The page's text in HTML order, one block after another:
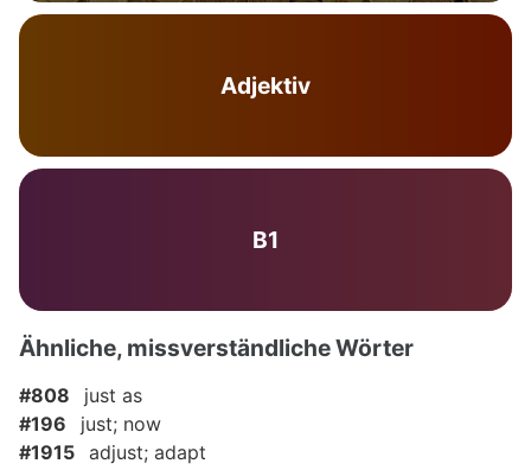
Adjektiv
B1
Ähnliche, missverständliche Wörter
#808
just as
#196
just; now
#1915 adjust; adapt